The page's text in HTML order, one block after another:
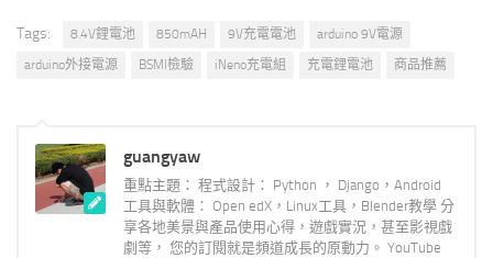
Tags: 8.4V鋰電池 850mAH 9V充電電池
arduino 9V電源
arduino外接電源
BSMI檢驗 iNeno充電組 充電鋰電池 商品推薦
guangyaw
重點主題： 程式設計： Python ， Django，Android
工具與軟體： Open edX，Linux工具，Blender教學 分
享各地美景與產品使用心得，遊戲實況，甚至影視戲
劇等， 您的訂閱就是頻道成長的原動力。 YouTube